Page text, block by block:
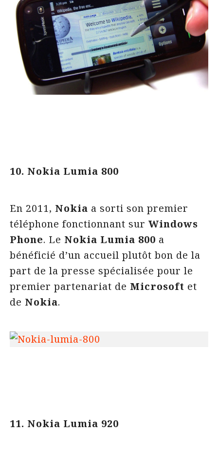
10. Nokia Lumia 800
En 2011, Nokia a sorti son premier
téléphone fonctionnant sur Windows
Phone. Le Nokia Lumia 800 a
bénéficié d’un accueil plutôt bon de la
part de la presse spécialisée pour le
premier partenariat de Microsoft et
de Nokia.
11. Nokia Lumia 920